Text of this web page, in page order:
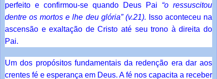
perfeito e confirmou-se quando Deus Pai “o ressuscitou
dentre os mortos e lhe deu glória” (v.21). Isso aconteceu na
ascensão e exaltação de Cristo até seu trono à direita do
Pai.
Um dos propósitos fundamentais da redenção era dar aos
crentes fé e esperança em Deus. A fé nos capacita a receber